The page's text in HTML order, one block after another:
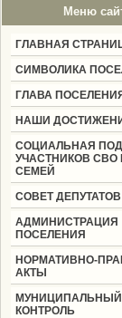
Меню
ГЛАВНАЯ
СИМВОЛИКА
ГЛАВА ПОСЕЛЕНИЯ
НАШИ
СОЦИАЛЬНАЯ
УЧАСТНИКОВ СВО
СЕМЕЙ
СОВЕТ ДЕПУТАТОВ
АДМИНИСТРАЦИЯ
ПОСЕЛЕНИЯ
НОРМАТИВНО-
АКТЫ
МУНИЦИПАЛЬНЫЙ
КОНТРОЛЬ